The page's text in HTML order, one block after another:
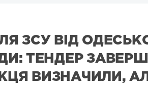
ЗСУ ВІД
ТЕНДЕР
ВИЗНАЧИЛИ,